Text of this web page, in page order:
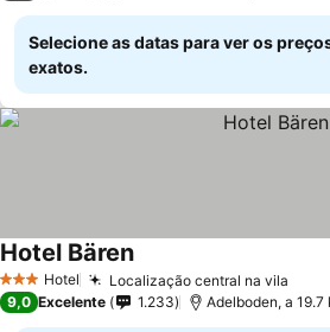
Selecione as datas para ver os
exatos.
3 EstrelasHotel Localização central na vila
Hotel Bären
9,0 Excelente 1.233 Adelboden, a 19.7